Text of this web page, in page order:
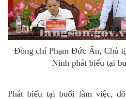
Đồng chí Phạm Đức Ấn, Chủ
Ninh phát biểu tại
Phát biểu tại buổi làm việc,